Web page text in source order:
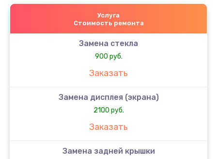
Услуга
Стоимость ремонта
Замена стекла
900 руб.
Заказать
Замена дисплея (экрана)
2100 руб.
Заказать
Замена задней крышки